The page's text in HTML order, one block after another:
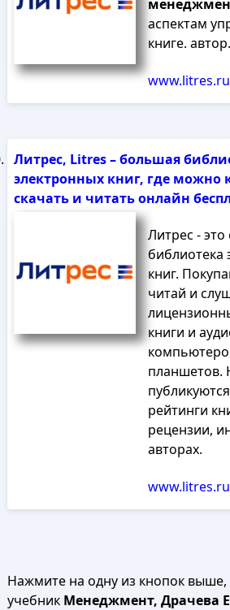
аспектам
книге.
www.litres.ru
Литрес, Litres – большая
электронных книг, где можно
скачать и читать онлайн
Литрес -
библиотека
книг.
читай и
книги и
планшетов.
рейтинги
рецензии,
авторах.
www.litres.ru
Нажмите на одну из кнопок выше,
учебник Менеджмент, Драчева